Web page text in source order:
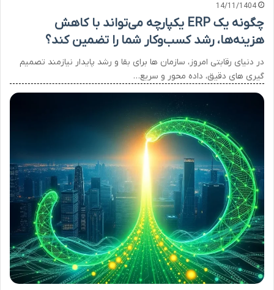
14/11/1404
چگونه یک ERP یکپارچه می‌تواند با کاهش
هزینه‌ها، رشد کسب‌وکار شما را تضمین کند؟
در دنیای رقابتی امروز، سازمان ها برای بقا و رشد پایدار نیازمند تصمیم
گیری های دقیق، داده محور و سریع…